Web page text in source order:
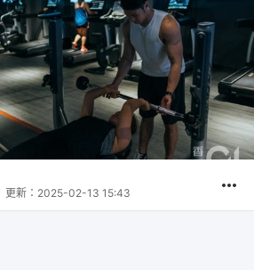
更新： 2025-02-13 15:43